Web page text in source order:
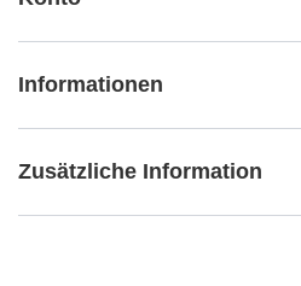
Informationen
Zusätzliche Information